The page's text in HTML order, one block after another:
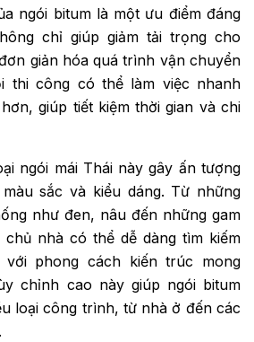
ngói bitum là một ưu điểm đáng
chỉ giúp giảm tải trọng cho
giản hóa quá trình vận chuyển
thi công có thể làm việc nhanh
giúp tiết kiệm thời gian và chi
ngói mái Thái này gây ấn tượng
sắc và kiểu dáng. Từ những
như đen, nâu đến những gam
chủ nhà có thể dễ dàng tìm kiếm
phong cách kiến trúc mong
chỉnh cao này giúp ngói bitum
loại công trình, từ nhà ở đến các